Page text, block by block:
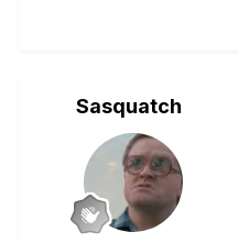
Sasquatch